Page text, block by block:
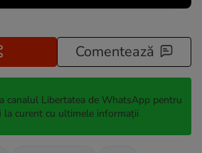
Comentează
canalul Libertatea de WhatsApp pentru
la curent cu ultimele informații